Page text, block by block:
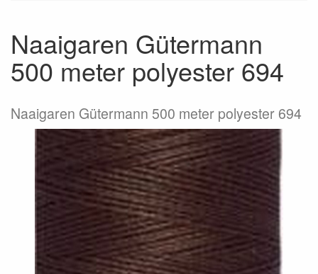
Naaigaren Gütermann
500 meter polyester 694
Naaigaren Gütermann 500 meter polyester 694